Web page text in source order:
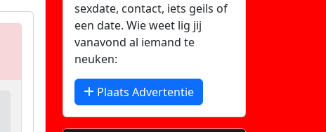
sexdate, contact, iets geils of
een date. Wie weet lig jij
vanavond al iemand te
neuken:
Plaats Advertentie